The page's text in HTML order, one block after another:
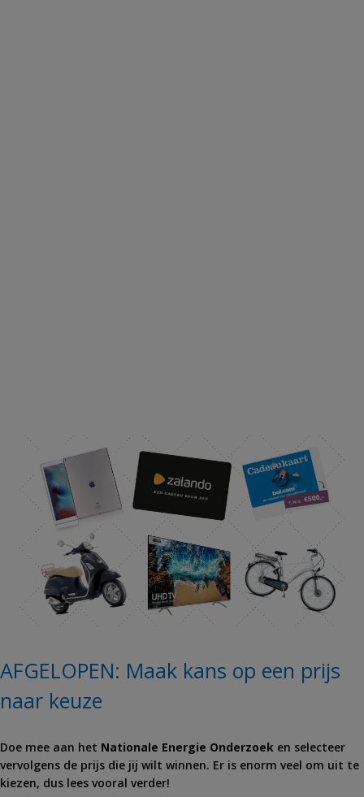
AFGELOPEN: Maak kans op een prijs
naar keuze
Doe mee aan het Nationale Energie Onderzoek en selecteer
vervolgens de prijs die jij wilt winnen. Er is enorm veel om uit te
kiezen, dus lees vooral verder!